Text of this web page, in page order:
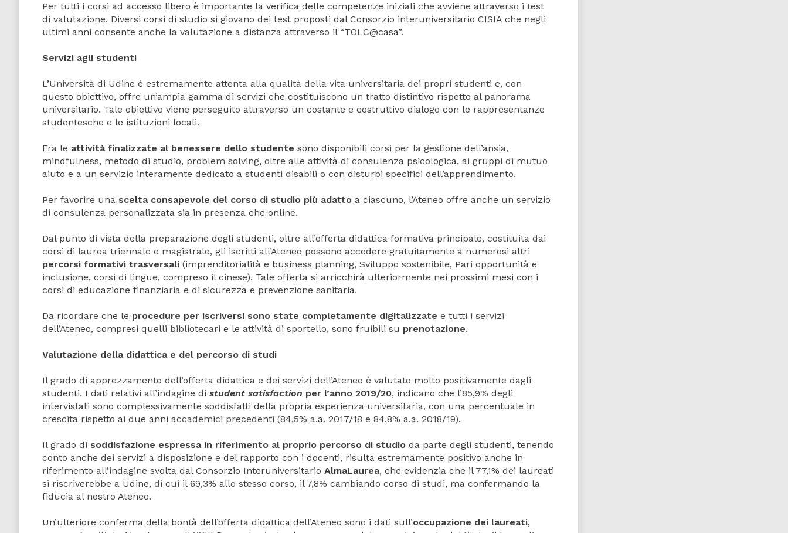
Per tutti i corsi ad accesso libero è importante la verifica delle competenze iniziali che avviene attraverso i test
di valutazione. Diversi corsi di studio si giovano dei test proposti dal Consorzio interuniversitario CISIA che negli
ultimi anni consente anche la valutazione a distanza attraverso il “TOLC@casa”.
Servizi agli studenti
L’Università di Udine è estremamente attenta alla qualità della vita universitaria dei propri studenti e, con
questo obiettivo, offre un’ampia gamma di servizi che costituiscono un tratto distintivo rispetto al panorama
universitario. Tale obiettivo viene perseguito attraverso un costante e costruttivo dialogo con le rappresentanze
studentesche e le istituzioni locali.
Fra le attività finalizzate al benessere dello studente sono disponibili corsi per la gestione dell’ansia,
mindfulness, metodo di studio, problem solving, oltre alle attività di consulenza psicologica, ai gruppi di mutuo
aiuto e a un servizio interamente dedicato a studenti disabili o con disturbi specifici dell’apprendimento.
Per favorire una scelta consapevole del corso di studio più adatto a ciascuno, l’Ateneo offre anche un servizio
di consulenza personalizzata sia in presenza che online.
Dal punto di vista della preparazione degli studenti, oltre all’offerta didattica formativa principale, costituita dai
corsi di laurea triennale e magistrale, gli iscritti all’Ateneo possono accedere gratuitamente a numerosi altri
percorsi formativi trasversali (imprenditorialità e business planning, Sviluppo sostenibile, Pari opportunità e
inclusione, corsi di lingue, compreso il cinese). Tale offerta si arricchirà ulteriormente nei prossimi mesi con i
corsi di educazione finanziaria e di sicurezza e prevenzione sanitaria.
Da ricordare che le procedure per iscriversi sono state completamente digitalizzate e tutti i servizi
dell’Ateneo, compresi quelli bibliotecari e le attività di sportello, sono fruibili su prenotazione.
Valutazione della didattica e del percorso di studi
Il grado di apprezzamento dell’offerta didattica e dei servizi dell’Ateneo è valutato molto positivamente dagli
studenti. I dati relativi all’indagine di student satisfaction per l’anno 2019/20, indicano che l’85,9% degli
intervistati sono complessivamente soddisfatti della propria esperienza universitaria, con una percentuale in
crescita rispetto ai due anni accademici precedenti (84,5% a.a. 2017/18 e 84,8% a.a. 2018/19).
Il grado di soddisfazione espressa in riferimento al proprio percorso di studio da parte degli studenti, tenendo
conto anche dei servizi a disposizione e del rapporto con i docenti, risulta estremamente positivo anche in
riferimento all’indagine svolta dal Consorzio Interuniversitario AlmaLaurea, che evidenzia che il 77,1% dei laureati
si riscriverebbe a Udine, di cui il 69,3% allo stesso corso, il 7,8% cambiando corso di studi, ma confermando la
fiducia al nostro Ateneo.
Un’ulteriore conferma della bontà dell’offerta didattica dell’Ateneo sono i dati sull’occupazione dei laureati,